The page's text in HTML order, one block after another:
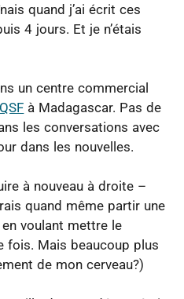
quand j’ai écrit ces
4 jours. Et je n’étais
un centre commercial
QSF à Madagascar. Pas de
les conversations avec
dans les nouvelles.
à nouveau à droite –
quand même partir une
en voulant mettre le
fois. Mais beaucoup plus
de mon cerveau?)